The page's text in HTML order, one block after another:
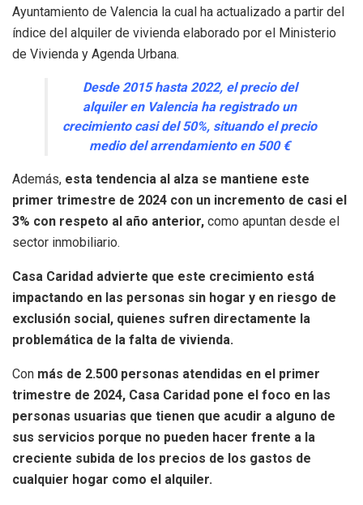
Ayuntamiento de Valencia la cual ha actualizado a partir del
índice del alquiler de vivienda elaborado por el Ministerio
de Vivienda y Agenda Urbana.
Desde 2015 hasta 2022, el precio del
alquiler en Valencia ha registrado un
crecimiento casi del 50%, situando el precio
medio del arrendamiento en 500 €
Además, esta tendencia al alza se mantiene este
primer trimestre de 2024 con un incremento de casi el
3% con respeto al año anterior, como apuntan desde el
sector inmobiliario.
Casa Caridad advierte que este crecimiento está
impactando en las personas sin hogar y en riesgo de
exclusión social, quienes sufren directamente la
problemática de la falta de vivienda.
Con más de 2.500 personas atendidas en el primer
trimestre de 2024, Casa Caridad pone el foco en las
personas usuarias que tienen que acudir a alguno de
sus servicios porque no pueden hacer frente a la
creciente subida de los precios de los gastos de
cualquier hogar como el alquiler.